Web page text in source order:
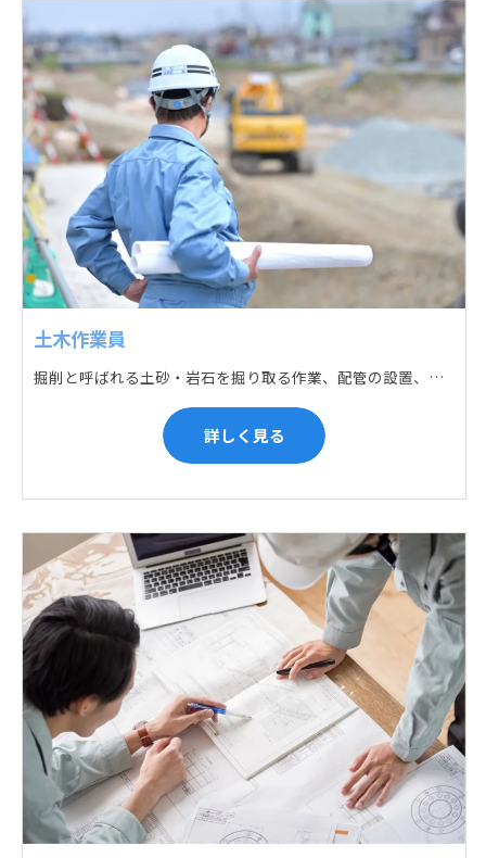
土木作業員
掘削と呼ばれる土砂・岩石を掘り取る作業、配管の設置、埋戻しの順に手作業と機械作業の併用をして行います。また、作業に使用する管材料の運搬作業も、機械と手作業にて行っています。
詳しく見る